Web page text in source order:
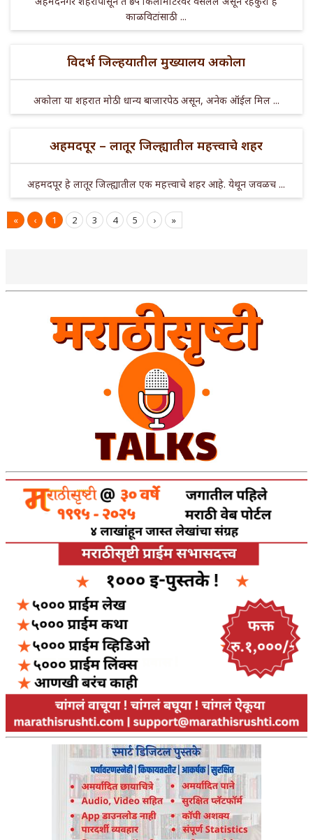
काळविटांसाठी ...
विदर्भ जिल्हयातील मुख्यालय अकोला
अकोला या शहरात मोठी धान्य बाजारपेठ असून, अनेक ऑईल मिल ...
अहमदपूर – लातूर जिल्ह्यातील महत्त्वाचे शहर
अहमदपूर हे लातूर जिल्ह्यातील एक महत्त्वाचे शहर आहे. येथून जवळच ...
« ‹ 1 2 3 4 5 › »